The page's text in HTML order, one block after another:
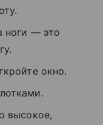
ноги — это
окно.
высокое,